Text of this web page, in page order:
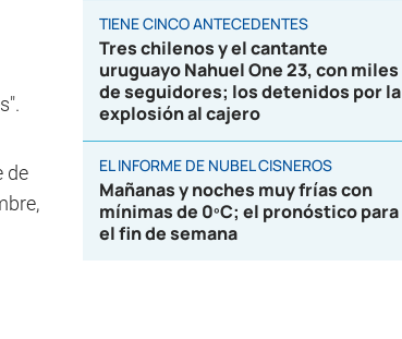
de
TIENE CINCO ANTECEDENTES
Tres chilenos y el cantante
uruguayo Nahuel One 23, con miles
de seguidores; los detenidos por la
explosión al cajero
EL INFORME DE NUBEL CISNEROS
Mañanas y noches muy frías con
mínimas de 0ºC; el pronóstico para
el fin de semana